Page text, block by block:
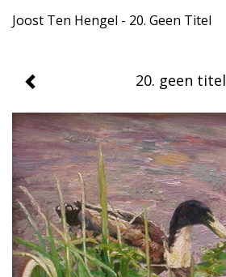
Joost Ten Hengel - 20. Geen Titel
20. geen titel